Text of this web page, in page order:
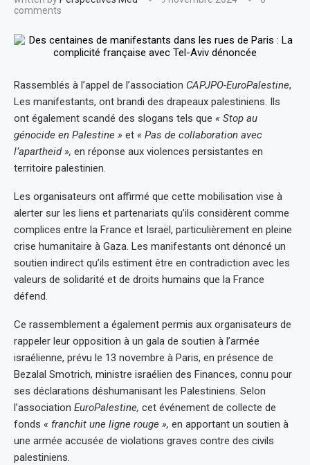
comments
Rassemblés à l’appel de l’association CAPJPO-EuroPalestine,
Les manifestants, ont brandi des drapeaux palestiniens. Ils
ont également scandé des slogans tels que « Stop au
génocide en Palestine » et « Pas de collaboration avec
l’apartheid », en réponse aux violences persistantes en
territoire palestinien.
Les organisateurs ont affirmé que cette mobilisation vise à
alerter sur les liens et partenariats qu’ils considèrent comme
complices entre la France et Israël, particulièrement en pleine
crise humanitaire à Gaza. Les manifestants ont dénoncé un
soutien indirect qu’ils estiment être en contradiction avec les
valeurs de solidarité et de droits humains que la France
défend.
Ce rassemblement a également permis aux organisateurs de
rappeler leur opposition à un gala de soutien à l’armée
israélienne, prévu le 13 novembre à Paris, en présence de
Bezalal Smotrich, ministre israélien des Finances, connu pour
ses déclarations déshumanisant les Palestiniens. Selon
l’association EuroPalestine, cet événement de collecte de
fonds « franchit une ligne rouge », en apportant un soutien à
une armée accusée de violations graves contre des civils
palestiniens.